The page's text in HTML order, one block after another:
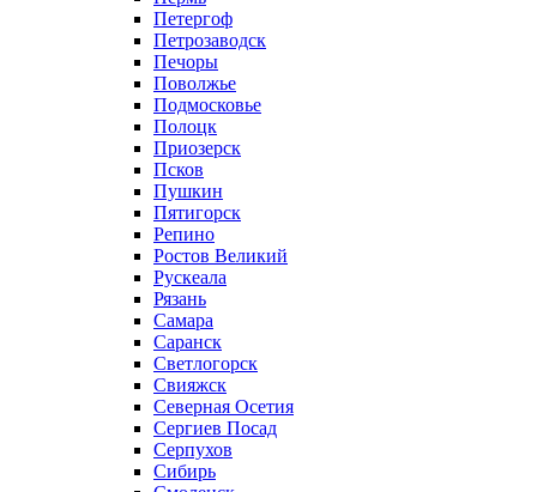
Петергоф
Петрозаводск
Печоры
Поволжье
Подмосковье
Полоцк
Приозерск
Псков
Пушкин
Пятигорск
Репино
Ростов Великий
Рускеала
Рязань
Самара
Саранск
Светлогорск
Свияжск
Северная Осетия
Сергиев Посад
Серпухов
Сибирь